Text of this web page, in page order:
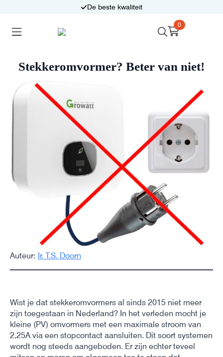
Eerlijk en deskundig advies
0
Stekkeromvormer? Beter van niet!
Auteur: Ir. T.S. Doorn
Wist je dat stekkeromvormers al sinds 2015 niet meer
zijn toegestaan in Nederland? In het verleden mocht je
kleine (PV) omvormers met een maximale stroom van
2,25A via een stopcontact aansluiten. Dit soort systemen
wordt nog steeds aangeboden. Er zijn echter teveel
Laadpalen